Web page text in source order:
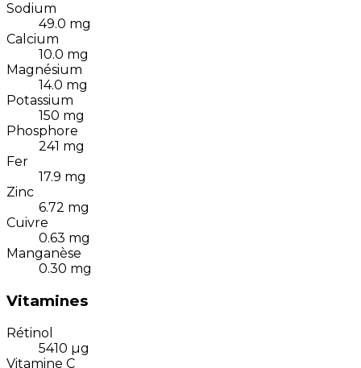
Sodium
49.0 mg
Calcium
10.0 mg
Magnésium
14.0 mg
Potassium
150 mg
Phosphore
241 mg
Fer
17.9 mg
Zinc
6.72 mg
Cuivre
0.63 mg
Manganèse
0.30 mg
Vitamines
Rétinol
5410 µg
Vitamine C